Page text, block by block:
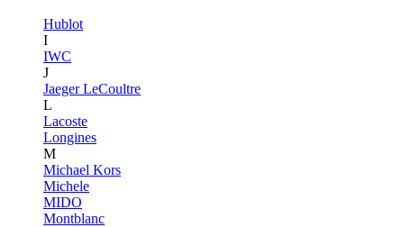
Hublot
I
IWC
J
Jaeger LeCoultre
L
Lacoste
Longines
M
Michael Kors
Michele
MIDO
Montblanc